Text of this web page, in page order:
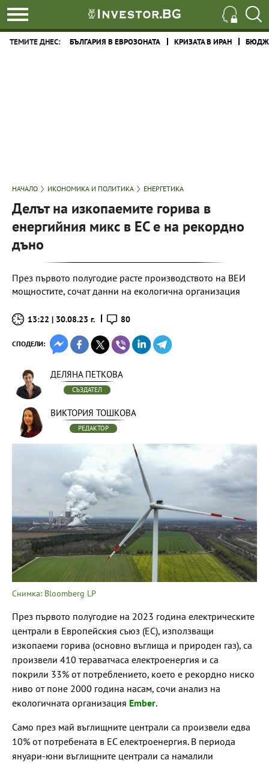
ТЕМИТЕ ДНЕС: БЪЛГАРИЯ В ЕВРОЗОНАТА КРИЗАТА В ИРАН
НАЧАЛО ИКОНОМИКА И ПОЛИТИКА ЕНЕРГЕТИКА
Делът на изкопаемите горива в
енергийния микс в ЕС е на рекордно
дъно
През първото полугодие расте производството на ВЕИ
мощностите, сочат данни на екологична организация
13:22 | 30.08.23 г. 80
СПОДЕЛИ:
ДЕЛЯНА ПЕТКОВА
СЪЗДАТЕЛ
ВИКТОРИЯ ТОШКОВА
РЕДАКТОР
Снимка: Bloomberg LP
През първото полугодие на 2023 година електрическите
централи в Европейския съюз (ЕС), използващи
изкопаеми горива (основно въглища и природен газ), са
произвели 410 тераватчаса електроенергия и са
покрили 33% от потреблението, което е рекордно ниско
ниво от поне 2000 година насам, сочи анализ на
екологичната организация Ember.
Само през май въглищните централи са произвели едва
10% от потребената в ЕС електроенергия. В периода
януари-юни въглищните централи са намалили